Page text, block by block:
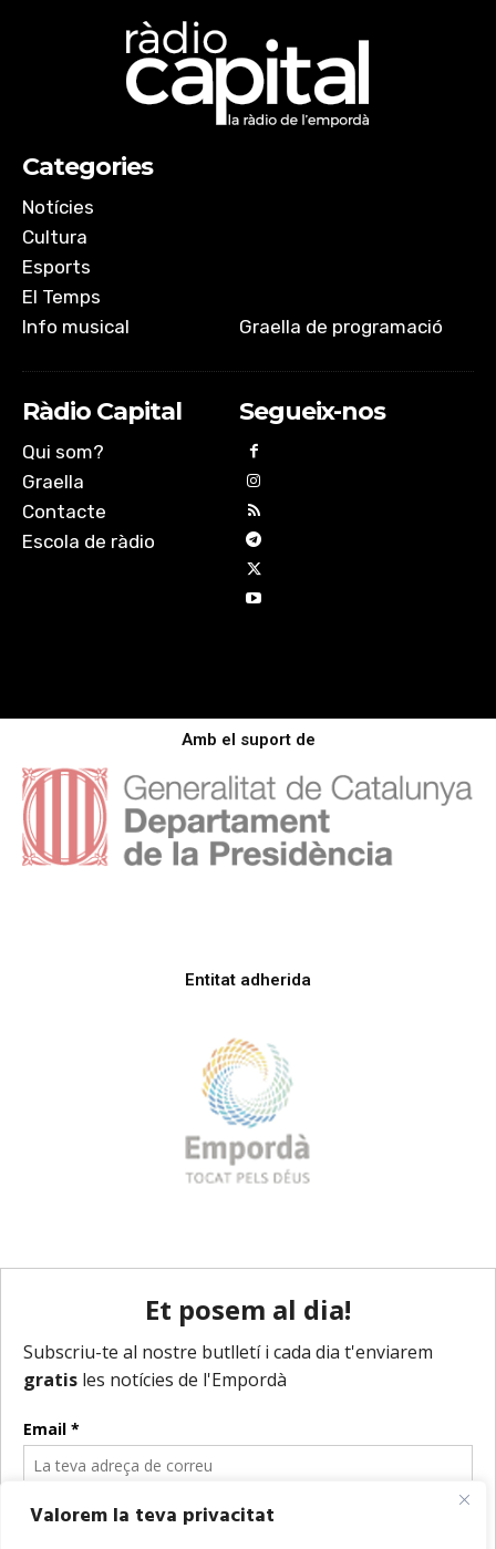
Valorem la teva privacitat
Categories
Notícies
Cultura
Esports
El Temps
Info musical
Graella de programació
Ràdio Capital
Qui som?
Graella
Contacte
Escola de ràdio
Segueix-nos
Amb el suport de
Entitat adherida